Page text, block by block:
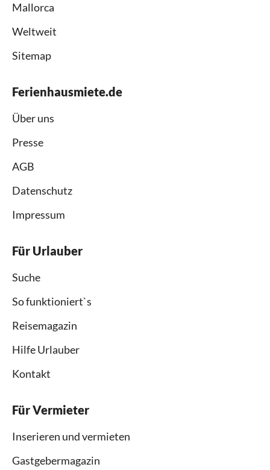
Mallorca
Weltweit
Sitemap
Ferienhausmiete.de
Über uns
Presse
AGB
Datenschutz
Impressum
Für Urlauber
Suche
So funktioniert`s
Reisemagazin
Hilfe Urlauber
Kontakt
Für Vermieter
Inserieren und vermieten
Gastgebermagazin